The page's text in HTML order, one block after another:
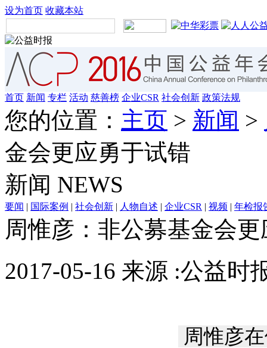
设为首页 收藏本站
首页 新闻 专栏 活动 慈善榜 企业CSR 社会创新 政策法规
您的位置： 主页 > 新闻 >
金会更应勇于试错
新闻 NEWS
要闻 | 国际案例 | 社会创新 | 人物自述 | 企业CSR | 视频 | 年检报
周惟彦：非公募基金会
2017-05-16 来源 :公益时
周惟彦